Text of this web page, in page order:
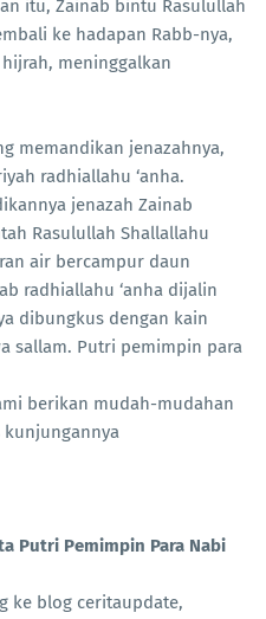
itu, Zainab bintu Rasulullah
ke hadapan Rabb-nya,
meninggalkan
memandikan jenazahnya,
radhiallahu ‘anha.
jenazah Zainab
Rasulullah Shallallahu
air bercampur daun
radhiallahu ‘anha dijalin
dibungkus dengan kain
sallam. Putri pemimpin para
berikan mudah-mudahan
kunjungannya
Putri Pemimpin Para Nabi
ke blog ceritaupdate,